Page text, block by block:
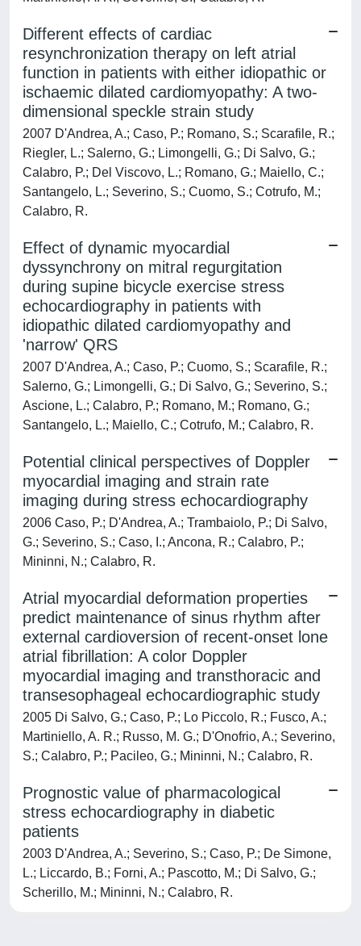
Different effects of cardiac
resynchronization therapy on left atrial
function in patients with either idiopathic or
ischaemic dilated cardiomyopathy: A two-
dimensional speckle strain study
2007 D'Andrea, A.; Caso, P.; Romano, S.; Scarafile, R.;
Riegler, L.; Salerno, G.; Limongelli, G.; Di Salvo, G.;
Calabro, P.; Del Viscovo, L.; Romano, G.; Maiello, C.;
Santangelo, L.; Severino, S.; Cuomo, S.; Cotrufo, M.;
Calabro, R.
Effect of dynamic myocardial
dyssynchrony on mitral regurgitation
during supine bicycle exercise stress
echocardiography in patients with
idiopathic dilated cardiomyopathy and
'narrow' QRS
2007 D'Andrea, A.; Caso, P.; Cuomo, S.; Scarafile, R.;
Salerno, G.; Limongelli, G.; Di Salvo, G.; Severino, S.;
Ascione, L.; Calabro, P.; Romano, M.; Romano, G.;
Santangelo, L.; Maiello, C.; Cotrufo, M.; Calabro, R.
Potential clinical perspectives of Doppler
myocardial imaging and strain rate
imaging during stress echocardiography
2006 Caso, P.; D'Andrea, A.; Trambaiolo, P.; Di Salvo,
G.; Severino, S.; Caso, I.; Ancona, R.; Calabro, P.;
Mininni, N.; Calabro, R.
Atrial myocardial deformation properties
predict maintenance of sinus rhythm after
external cardioversion of recent-onset lone
atrial fibrillation: A color Doppler
myocardial imaging and transthoracic and
transesophageal echocardiographic study
2005 Di Salvo, G.; Caso, P.; Lo Piccolo, R.; Fusco, A.;
Martiniello, A. R.; Russo, M. G.; D'Onofrio, A.; Severino,
S.; Calabro, P.; Pacileo, G.; Mininni, N.; Calabro, R.
Prognostic value of pharmacological
stress echocardiography in diabetic
patients
2003 D'Andrea, A.; Severino, S.; Caso, P.; De Simone,
L.; Liccardo, B.; Forni, A.; Pascotto, M.; Di Salvo, G.;
Scherillo, M.; Mininni, N.; Calabro, R.